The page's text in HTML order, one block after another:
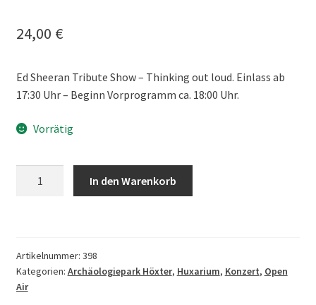
24,00 €
Ed Sheeran Tribute Show – Thinking out loud. Einlass ab
17:30 Uhr – Beginn Vorprogramm ca. 18:00 Uhr.
Vorrätig
Menge
In den Warenkorb
Artikelnummer: 398
Kategorien: Archäologiepark Höxter, Huxarium, Konzert, Open
Air